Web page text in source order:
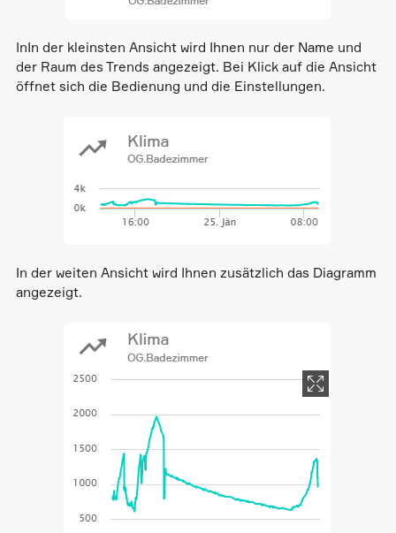
InIn der kleinsten Ansicht wird Ihnen nur der Name und
der Raum des Trends angezeigt. Bei Klick auf die Ansicht
öffnet sich die Bedienung und die Einstellungen.
In der weiten Ansicht wird Ihnen zusätzlich das Diagramm
angezeigt.